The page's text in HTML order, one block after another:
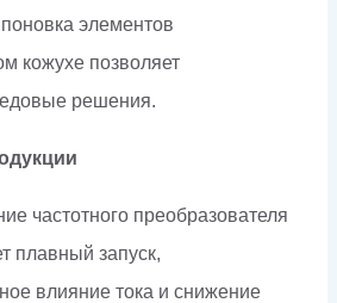
элементов
кожухе позволяет
решения.
частотного преобразователя
плавный запуск,
влияние тока и снижение